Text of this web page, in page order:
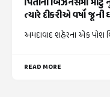
ત્યારે દીકરીએ વર્ષો
અમદાવાદ શહેરના એક પોશ
READ MORE